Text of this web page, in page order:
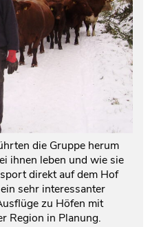
die Gruppe herum
ihnen leben und wie sie
direkt auf dem Hof
sehr interessanter
zu Höfen mit
Region in Planung.